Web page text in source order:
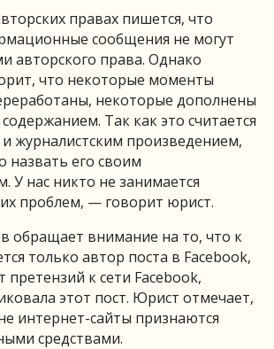
правах пишется, что
сообщения не могут
авторского права. Однако
что некоторые моменты
некоторые дополнены
Так как это считается
журналистским произведением,
назвать его своим
У нас никто не занимается
проблем, — говорит юрист.
обращает внимание на то, что к
только автор поста в Facebook,
претензий к сети Facebook,
этот пост. Юрист отмечает,
интернет-сайты признаются
средствами.